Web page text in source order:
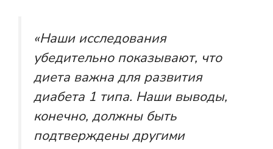
«Наши исследования
убедительно показывают, что
диета важна для развития
диабета 1 типа. Наши выводы,
конечно, должны быть
подтверждены другими